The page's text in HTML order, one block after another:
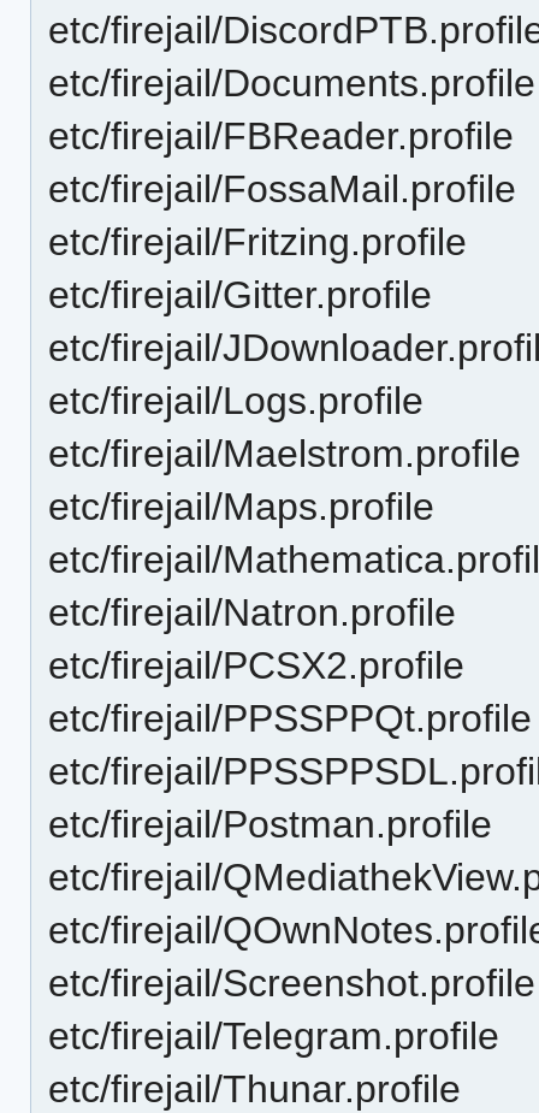
etc/firejail/
etc/firejail/Documents.profile
etc/firejail/FBReader.profile
etc/firejail/FossaMail.profile
etc/firejail/Fritzing.profile
etc/firejail/Gitter.profile
etc/firejail/
etc/firejail/Logs.profile
etc/firejail/Maelstrom.profile
etc/firejail/Maps.profile
etc/firejail/
etc/firejail/Natron.profile
etc/firejail/PCSX2.profile
etc/firejail/PPSSPPQt.profile
etc/firejail/
etc/firejail/Postman.profile
etc/firejail/
etc/firejail/
etc/firejail/Screenshot.profile
etc/firejail/Telegram.profile
etc/firejail/Thunar.profile